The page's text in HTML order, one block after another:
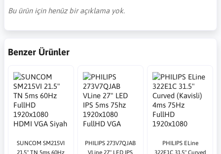
Bu ürün için henüz bir açıklama yok.
Benzer Ürünler
SUNCOM SM215VI
21.5" TN 5ms 60Hz
PHILIPS 273V7QJAB
VLine 27" LED IPS
PHILIPS ELine
322E1C 31.5" Curved